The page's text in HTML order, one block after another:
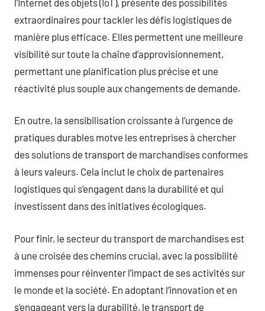
extraordinaires pour tackler les défis logistiques de
manière plus efficace. Elles permettent une meilleure
visibilité sur toute la chaîne d’approvisionnement,
permettant une planification plus précise et une
réactivité plus souple aux changements de demande.
En outre, la sensibilisation croissante à l’urgence de
pratiques durables motve les entreprises à chercher
des solutions de transport de marchandises conformes
à leurs valeurs. Cela inclut le choix de partenaires
logistiques qui s’engagent dans la durabilité et qui
investissent dans des initiatives écologiques.
Pour finir, le secteur du transport de marchandises est
à une croisée des chemins crucial, avec la possibilité
immenses pour réinventer l’impact de ses activités sur
le monde et la société. En adoptant l’innovation et en
s’engageant vers la durabilité, le transport de